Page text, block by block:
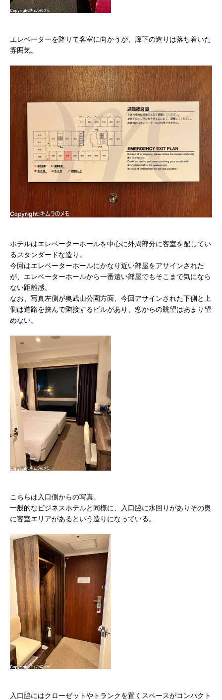
エレベーターを降りて客室に向かうが、廊下の造りは落ち着いた
雰囲気。
ホテルはエレベーターホールを中心に外周部分に客室を配してい
るスタンダードな造り。
今回はエレベーターホールにかなり近い部屋をアサインされた
が、エレベーターホールから一番遠い部屋でもそこまで気になら
ない距離感。
なお、写真左側が奥武山公園方面、今回アサインされた下側と上
側は道路を挟んで隣接するビルがあり、窓からの眺望はあまり望
めない。
こちらは入口側からの写真。
一般的なビジネスホテルと同様に、入口脇に水回りがありその奥
に客室エリアがあるという造りになっている。
入口脇にはクローゼットやトランクを置くスペースがコンパクト